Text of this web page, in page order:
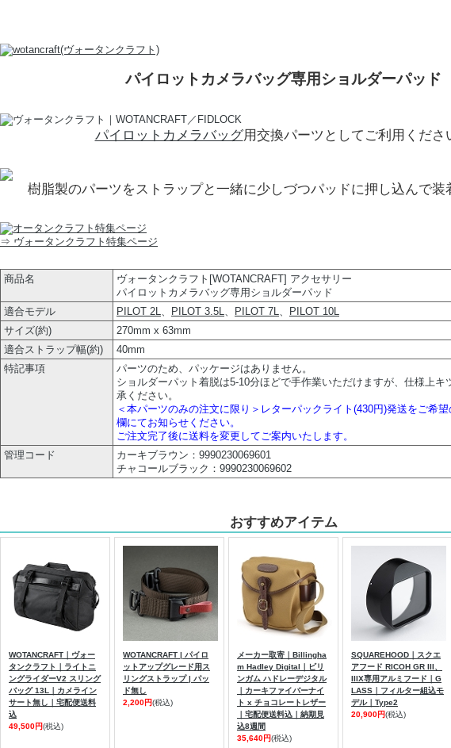
パイロットカメラバッグ専用ショルダーパッド
パイロットカメラバッグ用交換パーツとしてご利用くださ
樹脂製のパーツをストラップと一緒に少しづつパッドに押し込んで装
⇒ ヴォータンクラフト特集ページ
商品名
ヴォータンクラフト[WOTANCRAFT] アクセサリー
パイロットカメラバッグ専用ショルダーパッド
適合モデル
PILOT 2L、 PILOT 3.5L、 PILOT 7L、
PILOT 10L
サイズ(約)
270mm x 63mm
適合ストラップ幅(約)
40mm
特記事項
パーツのため、パッケージはありません。
ショルダーパット着脱は5-10分ほどで手作業いただけますが、仕様上キ
承ください。
＜本パーツのみの注文に限り＞レターパックライト(430円)発送をご希
欄にてお知らせください。
ご注文完了後に送料を変更してご案内いたします。
管理コード
カーキブラウン：9990230069601
チャコールブラック：9990230069602
おすすめアイテム
WOTANCRAFT｜ヴォー
タンクラフト｜ライトニ
ングライダーV2 スリング
バッグ 13L｜カメライン
サート無し｜宅配便送料
込
49,500円(税込)
WOTANCRAFT | パイロ
ットアップグレード用ス
リングストラップ | パッ
ド無し
2,200円(税込)
メーカー取寄｜Billingha
m Hadley Digital｜ビリ
ンガム ハドレーデジタル
｜カーキファイバーナイ
ト x チョコレートレザー
｜宅配便送料込｜納期見
込8週間
35,640円(税込)
SQUAREHOOD｜スクエ
アフード RICOH GR III、
IIIX専用アルミフード｜G
LASS｜フィルター組込モ
デル｜Type2
20,900円(税込)